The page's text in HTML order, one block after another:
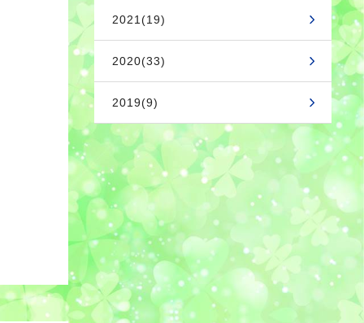
2021(19)
2020(33)
2019(9)